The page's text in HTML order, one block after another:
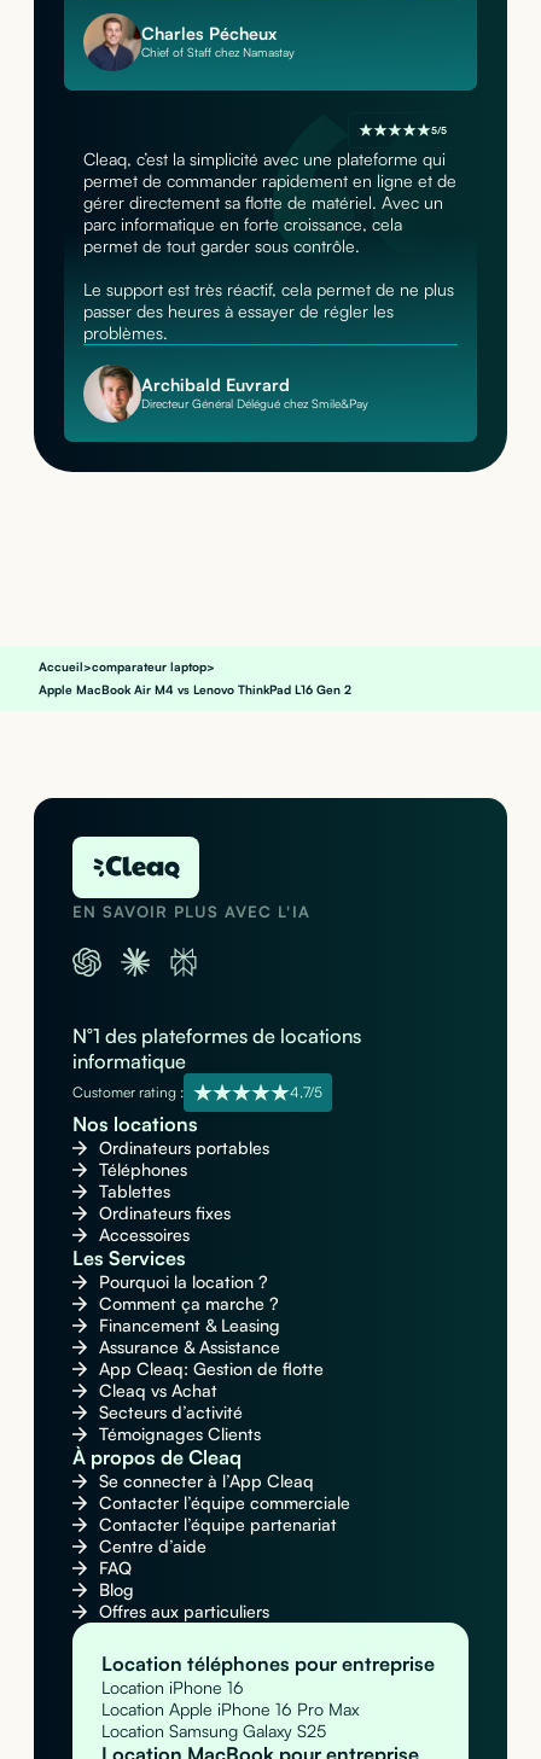
Charles Pécheux
Chief of Staff chez Namastay
5/5
Cleaq, c’est la simplicité avec une plateforme qui
permet de commander rapidement en ligne et de
gérer directement sa flotte de matériel. Avec un
parc informatique en forte croissance, cela
permet de tout garder sous contrôle.
Le support est très réactif, cela permet de ne plus
passer des heures à essayer de régler les
problèmes.
Archibald Euvrard
Directeur Général Délégué chez Smile&Pay
Accueil>comparateur laptop>
Apple MacBook Air M4 vs Lenovo ThinkPad L16 Gen 2
EN SAVOIR PLUS AVEC L'IA
N°1 des plateformes de locations
informatique
Customer rating : 4,7/5
Nos locations
Ordinateurs portables
Téléphones
Tablettes
Ordinateurs fixes
Accessoires
Les Services
Pourquoi la location ?
Comment ça marche ?
Financement & Leasing
Assurance & Assistance
App Cleaq: Gestion de flotte
Cleaq vs Achat
Secteurs d’activité
Témoignages Clients
À propos de Cleaq
Se connecter à l’App Cleaq
Contacter l’équipe commerciale
Contacter l’équipe partenariat
Centre d’aide
FAQ
Blog
Offres aux particuliers
Location téléphones pour entreprise
Location iPhone 16
Location Apple iPhone 16 Pro Max
Location Samsung Galaxy S25
Location MacBook pour entreprise